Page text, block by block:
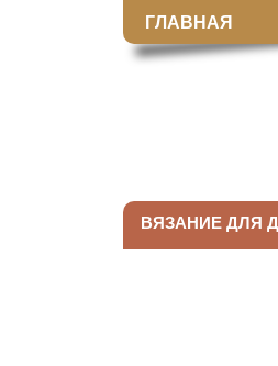
ГЛАВНАЯ
ВЯЗАНИЕ ДЛЯ